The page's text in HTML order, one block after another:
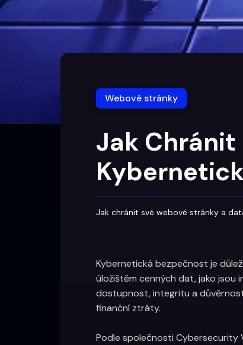
Webové stránky
Jak Chránit
Jak chránit své webové stránky a
Kybernetická bezpečnost je
úložištěm cenných dat, jako jsou
dostupnost, integritu a
finanční ztráty.
Podle společnosti Cybersecurity